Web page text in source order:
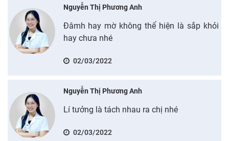
Nguyễn Thị Phương Anh
Đâmh hay mờ không thể hiện là sắp khỏi
hay chưa nhé
02/03/2022
Nguyễn Thị Phương Anh
Lí tưởng là tách nhau ra chị nhé
02/03/2022